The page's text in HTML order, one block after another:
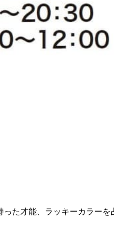
た才能、ラッキーカラーを